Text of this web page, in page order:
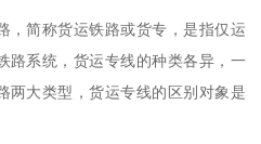
，简称货运铁路或货专，是指仅运
路系统，货运专线的种类各异，一
两大类型，货运专线的区别对象是